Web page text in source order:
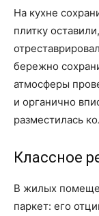
На кухне
плитку
бережно
атмосферы
и органично
разместилась
Классное
В жилых
паркет: его